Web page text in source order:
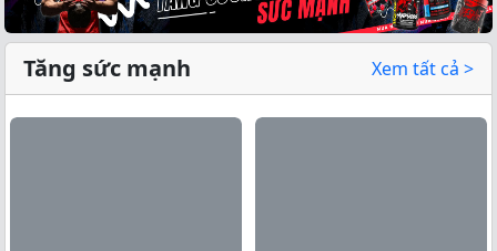
Xem tất cả →
Tăng sức mạnh Xem tất cả >